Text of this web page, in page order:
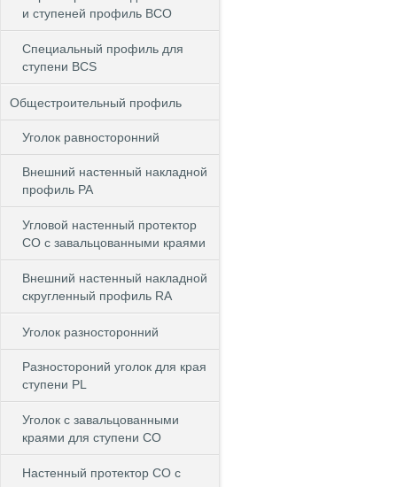
и ступеней профиль BCO
Специальный профиль для
ступени BCS
Общестроительный профиль
Уголок равносторонний
Внешний настенный накладной
профиль РА
Угловой настенный протектор
СО с завальцованными краями
Внешний настенный накладной
скругленный профиль RА
Уголок разносторонний
Разностороний уголок для края
ступени PL
Уголок с завальцованными
краями для ступени CO
Настенный протектор СО с